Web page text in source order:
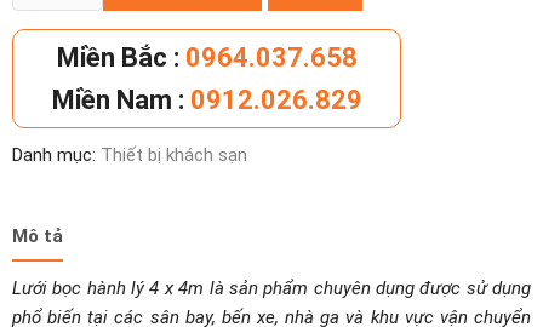
bọc
hành
x
4m
Miền Bắc : 0964.037.658
Miền Nam : 0912.026.829
Danh mục: Thiết bị khách sạn
Mô tả
Lưới bọc hành lý 4 x 4m là sản phẩm chuyên dụng được sử dụng
phổ biến tại các sân bay, bến xe, nhà ga và khu vực vận chuyển